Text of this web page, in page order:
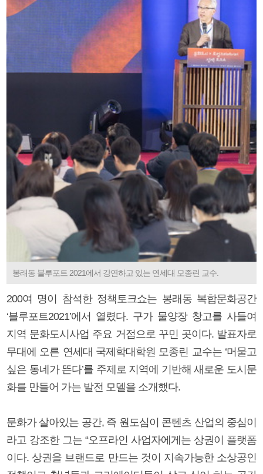
봉래동 블루포트 2021에서 강연하고 있는 연세대 모종린 교수.
200여 명이 참석한 정책토크쇼는 봉래동 복합문화공간
‘블루포트2021’에서 열렸다. 구가 물양장 창고를 사들여
지역 문화도시사업 주요 거점으로 꾸민 곳이다. 발표자로
무대에 오른 연세대 국제학대학원 모종린 교수는 ‘머물고
싶은 동네가 뜬다’를 주제로 지역에 기반해 새로운 도시문
화를 만들어 가는 발전 모델을 소개했다.
문화가 살아있는 공간, 즉 원도심이 콘텐츠 산업의 중심이
라고 강조한 그는 “오프라인 사업자에게는 상권이 플랫폼
이다. 상권을 브랜드로 만드는 것이 지속가능한 소상공인